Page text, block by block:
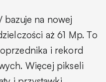
bazuje na nowej
aż 61 Mp. To
i rekord
Więcej pikseli